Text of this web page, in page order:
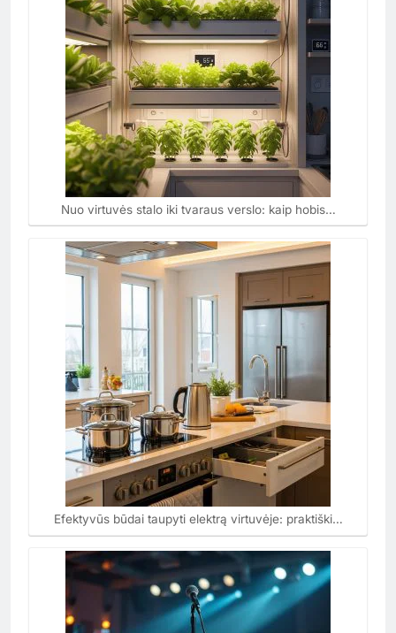
Nuo virtuvės stalo iki tvaraus verslo: kaip hobis…
Efektyvūs būdai taupyti elektrą virtuvėje: praktiški…